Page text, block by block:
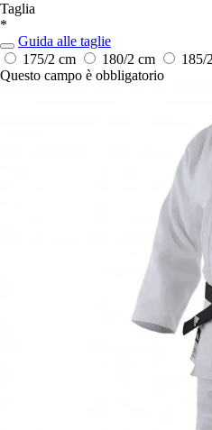
Taglia
*
Guida alle taglie
175/2 cm
180/2 cm 185/
Questo campo è obbligatorio